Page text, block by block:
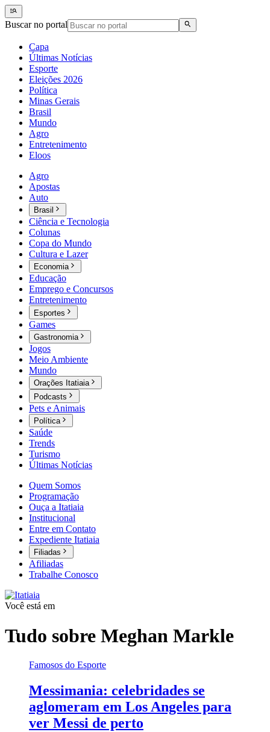
Buscar no portal
Capa
Últimas Notícias
Esporte
Eleições 2026
Política
Minas Gerais
Brasil
Mundo
Agro
Entretenimento
Eloos
Agro
Apostas
Auto
Brasil
Ciência e Tecnologia
Colunas
Copa do Mundo
Cultura e Lazer
Economia
Educação
Emprego e Concursos
Entretenimento
Esportes
Games
Gastronomia
Jogos
Meio Ambiente
Mundo
Orações Itatiaia
Podcasts
Pets e Animais
Política
Saúde
Trends
Turismo
Últimas Notícias
Quem Somos
Programação
Ouça a Itatiaia
Institucional
Entre em Contato
Expediente Itatiaia
Filiadas
Afiliadas
Trabalhe Conosco
Você está em
Tudo sobre Meghan Markle
Famosos do Esporte
Messimania: celebridades se
aglomeram em Los Angeles para
ver Messi de perto